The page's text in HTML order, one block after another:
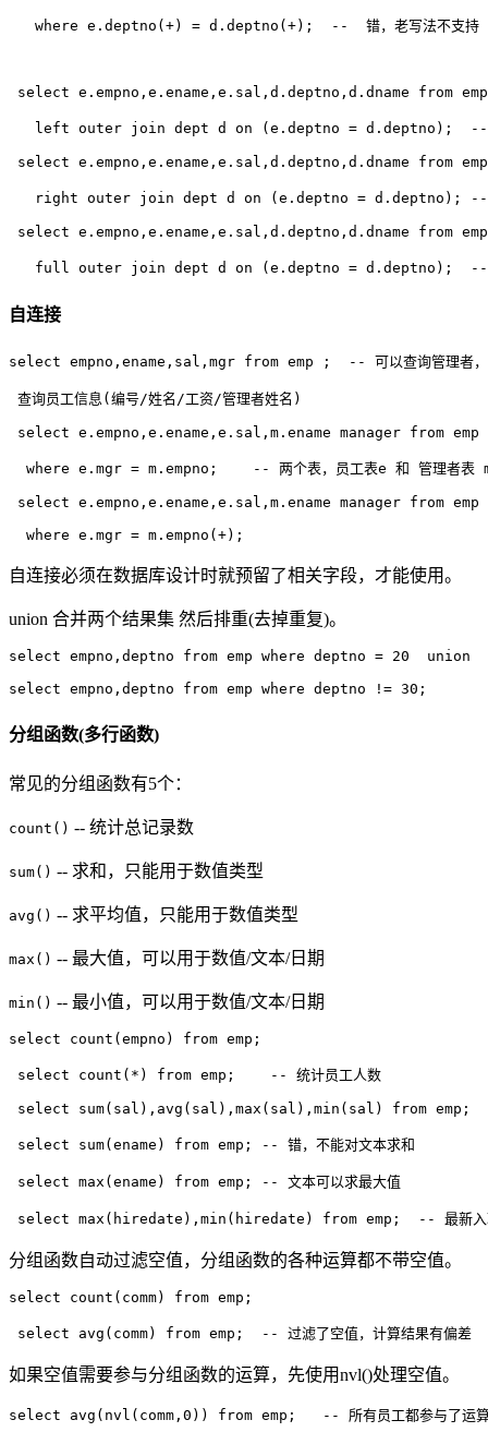
where e.deptno(+) = d.deptno(+);  --  错，老写法不支持
select e.empno,e.ename,e.sal,d.deptno,d.dname from
left outer join dept d on (e.deptno = d.deptno);  --
select e.empno,e.ename,e.sal,d.deptno,d.dname from
right outer join dept d on (e.deptno = d.deptno); --
select e.empno,e.ename,e.sal,d.deptno,d.dname from
自连接
select empno,ename,sal,mgr from emp ;  -- 可以查询管理者，
查询员工信息(编号/姓名/工资/管理者姓名)
select e.empno,e.ename,e.sal,m.ename manager from
where e.mgr = m.empno;    -- 两个表，员工表e 和 管理者表
select e.empno,e.ename,e.sal,m.ename manager from
自连接必须在数据库设计时就预留了相关字段，才能使用。
union 合并两个结果集 然后排重(去掉重复)。
select empno,deptno from emp where deptno = 20  union
分组函数(多行函数)
常见的分组函数有5个：
count() -- 统计总记录数
sum() -- 求和，只能用于数值类型
avg() -- 求平均值，只能用于数值类型
max() -- 最大值，可以用于数值/文本/日期
min() -- 最小值，可以用于数值/文本/日期
select count(empno) from emp;
select count(*) from emp;    -- 统计员工人数
select sum(sal),avg(sal),max(sal),min(sal) from emp;
select sum(ename) from emp; -- 错，不能对文本求和
select max(ename) from emp; -- 文本可以求最大值
分组函数自动过滤空值，分组函数的各种运算都不带空值。
select count(comm) from emp;
如果空值需要参与分组函数的运算，先使用nvl()处理空值。